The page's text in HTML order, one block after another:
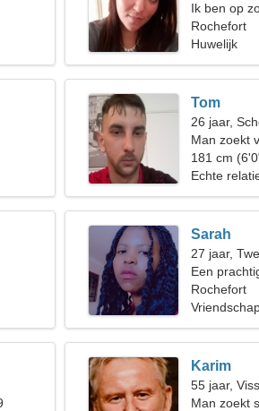
Ik ben op
skivriend
Rochefort
Huwelijk
Tom
26 jaar,
Man zoekt
181 cm
Echte
Sarah
27 jaar,
Een
Rochefort
Karim
55 jaar,
Man zoekt